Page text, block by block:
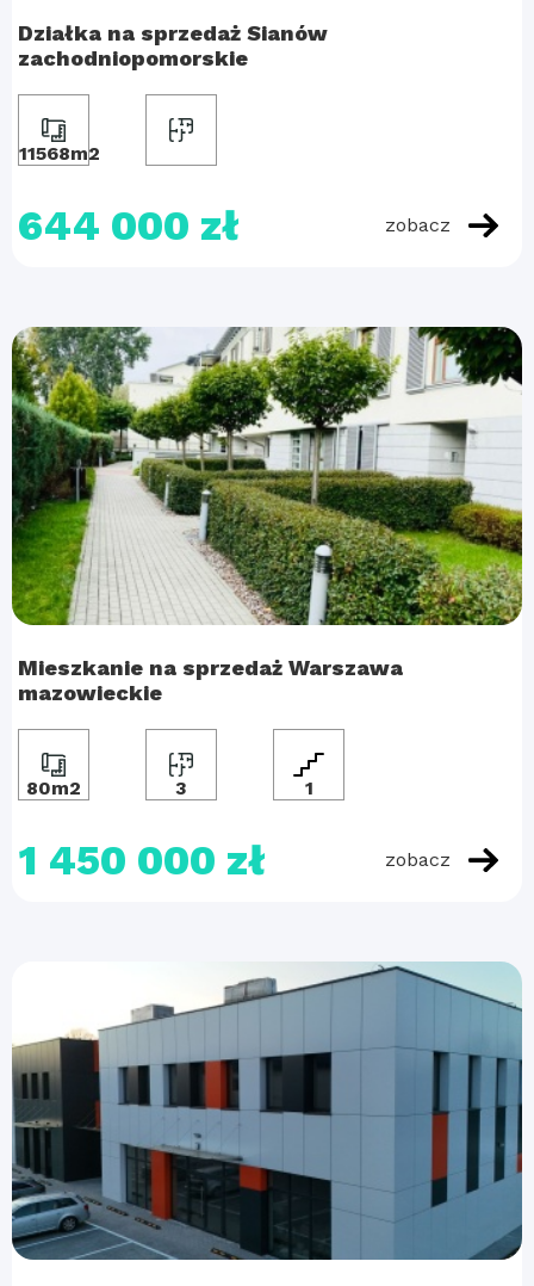
Działka na sprzedaż Sianów
zachodniopomorskie
11568m2
644 000 zł zobacz
Mieszkanie na sprzedaż Warszawa
mazowieckie
80m2 3 1
1 450 000 zł zobacz